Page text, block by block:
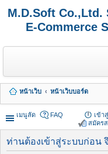
M.D.Soft Co.,Ltd.
E-Commerce
หน้าเว็บ
หน้าเว็บบอร์ด
เมนูลัด
FAQ
เข้า
สมัคร
ท่านต้องเข้าสู่ระบบก่อน